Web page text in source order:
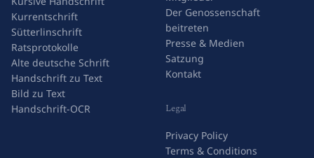
Kurrentschrift
Sütterlinschrift
Ratsprotokolle
Alte deutsche Schrift
Handschrift zu Text
Bild zu Text
Handschrift-OCR
Der Genossenschaft
beitreten
Presse & Medien
Satzung
Kontakt
Legal
Privacy Policy
Terms & Conditions